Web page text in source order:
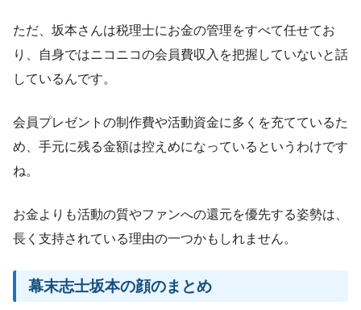
ただ、坂本さんは税理士にお金の管理をすべて任せてお
り、自身ではニコニコの会員費収入を把握していないと話
しているんです。
会員プレゼントの制作費や活動資金に多くを充てているた
め、手元に残る金額は控えめになっているというわけです
ね。
お金よりも活動の質やファンへの還元を優先する姿勢は、
長く支持されている理由の一つかもしれません。
幕末志士坂本の顔のまとめ